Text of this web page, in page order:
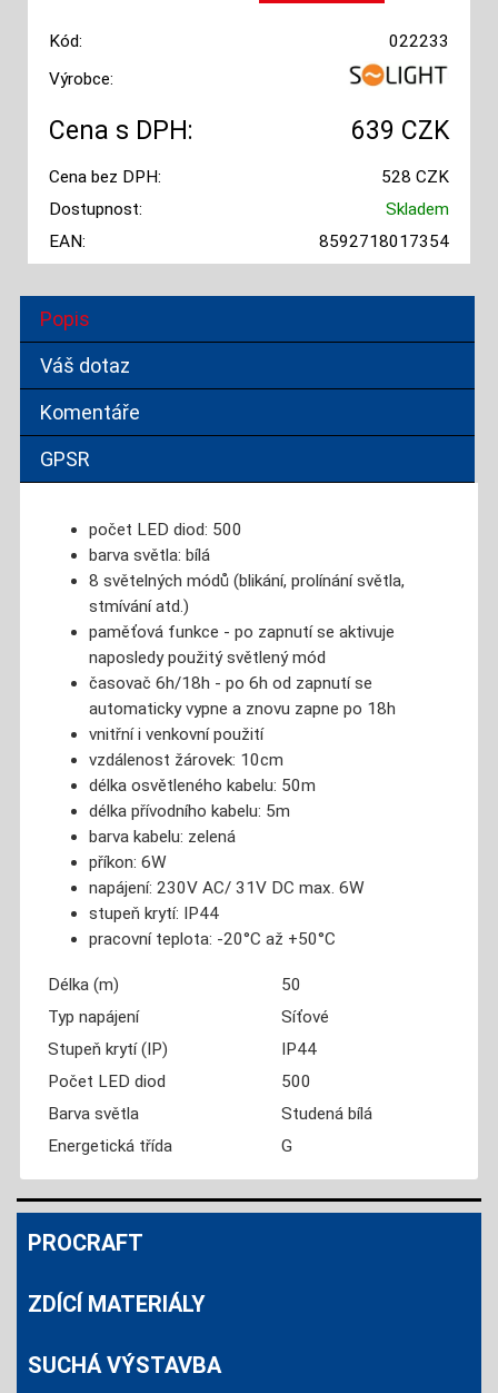
Kód:
022233
Výrobce:
Cena s DPH: 639 CZK
Cena bez DPH:
528 CZK
Dostupnost:
Skladem
EAN:
8592718017354
Popis
Váš dotaz
Komentáře
GPSR
počet LED diod: 500
barva světla: bílá
8 světelných módů (blikání, prolínání světla,
stmívání atd.)
paměťová funkce - po zapnutí se aktivuje
naposledy použitý světlený mód
časovač 6h/18h - po 6h od zapnutí se
automaticky vypne a znovu zapne po 18h
vnitřní i venkovní použití
vzdálenost žárovek: 10cm
délka osvětleného kabelu: 50m
délka přívodního kabelu: 5m
barva kabelu: zelená
příkon: 6W
napájení: 230V AC/ 31V DC max. 6W
stupeň krytí: IP44
pracovní teplota: -20°C až +50°C
Délka (m)
50
Typ napájení
Síťové
Stupeň krytí (IP)
IP44
Počet LED diod
500
Barva světla
Studená bílá
Energetická třída
G
PROCRAFT
ZDÍCÍ MATERIÁLY
SUCHÁ VÝSTAVBA